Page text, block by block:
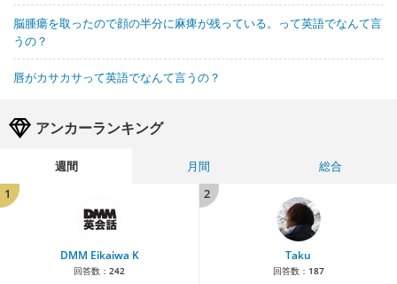
脳腫瘍を取ったので顔の半分に麻痺が残っている。って英語でなんて言
うの？
唇がカサカサって英語でなんて言うの？
アンカーランキング
週間 月間
総合
1
DMM Eikaiwa K
回答数： 242
2
Taku
回答数： 187